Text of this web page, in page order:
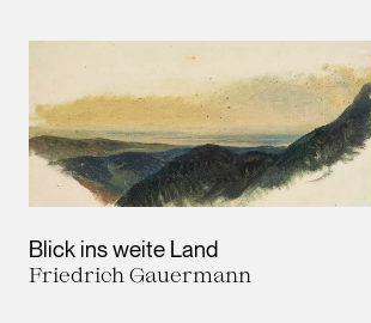
Blick ins weite Land
Friedrich Gauermann